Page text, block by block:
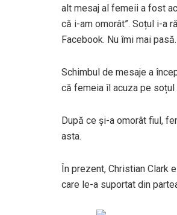
alt mesaj al femeii a fost
că i-am omorât”. Soțul i-a
Facebook. Nu îmi mai
Schimbul de mesaje a
că femeia îl acuza pe soțul
După ce și-a omorât fiul,
asta.
În prezent, Christian Clark
care le-a suportat din